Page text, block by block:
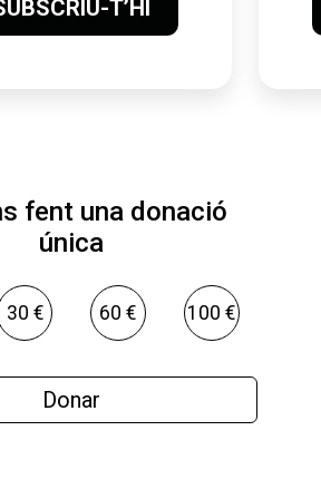
T’HI
fent una donació
única
30 € 60 € 100 €
Donar